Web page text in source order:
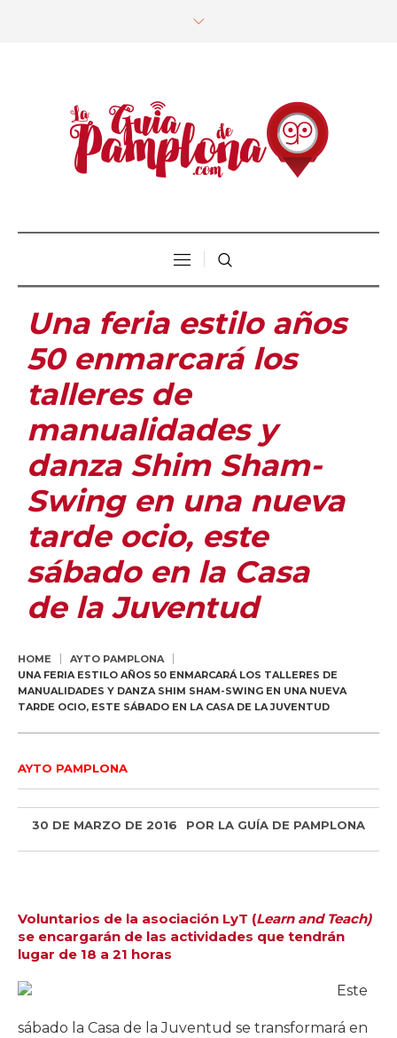
Una feria estilo años
50 enmarcará los
talleres de
manualidades y
danza Shim Sham-
Swing en una nueva
tarde ocio, este
sábado en la Casa
de la Juventud
HOME
AYTO PAMPLONA
UNA FERIA ESTILO AÑOS 50 ENMARCARÁ LOS TALLERES DE
MANUALIDADES Y DANZA SHIM SHAM-SWING EN UNA NUEVA
TARDE OCIO, ESTE SÁBADO EN LA CASA DE LA JUVENTUD
AYTO PAMPLONA
30 DE MARZO DE 2016 POR LA GUÍA DE PAMPLONA
Voluntarios de la asociación LyT (Learn and Teach)
se encargarán de las actividades que tendrán
lugar de 18 a 21 horas
Este
sábado la Casa de la Juventud se transformará en